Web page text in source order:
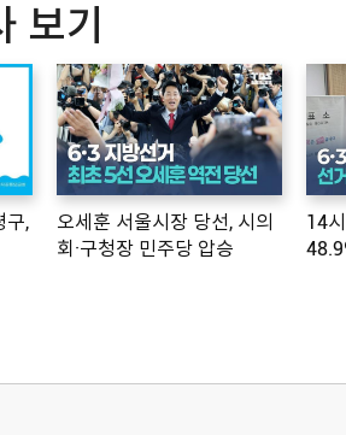
보기
구,
오세훈 서울시장 당선, 시의
회·구청장 민주당 압승
14